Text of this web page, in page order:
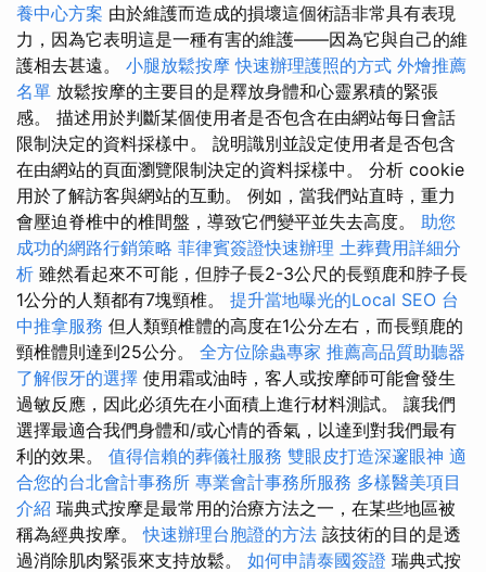
養中心方案 由於維護而造成的損壞這個術語非常具有表現
力，因為它表明這是一種有害的維護——因為它與自己的維
護相去甚遠。 小腿放鬆按摩快速辦理護照的方式 外燴推薦
名單 放鬆按摩的主要目的是釋放身體和心靈累積的緊張
感。 描述用於判斷某個使用者是否包含在由網站每日會話
限制決定的資料採樣中。 說明識別並設定使用者是否包含
在由網站的頁面瀏覽限制決定的資料採樣中。 分析 cookie
用於了解訪客與網站的互動。 例如，當我們站直時，重力
會壓迫脊椎中的椎間盤，導致它們變平並失去高度。 助您
成功的網路行銷策略 菲律賓簽證快速辦理 土葬費用詳細分
析 雖然看起來不可能，但脖子長2-3公尺的長頸鹿和脖子長
1公分的人類都有7塊頸椎。 提升當地曝光的Local SEO 台
中推拿服務 但人類頸椎體的高度在1公分左右，而長頸鹿的
頸椎體則達到25公分。 全方位除蟲專家 推薦高品質助聽器
了解假牙的選擇 使用霜或油時，客人或按摩師可能會發生
過敏反應，因此必須先在小面積上進行材料測試。 讓我們
選擇最適合我們身體和/或心情的香氣，以達到對我們最有
利的效果。 值得信賴的葬儀社服務 雙眼皮打造深邃眼神 適
合您的台北會計事務所 專業會計事務所服務 多樣醫美項目
介紹 瑞典式按摩是最常用的治療方法之一，在某些地區被
稱為經典按摩。快速辦理台胞證的方法 該技術的目的是透
過消除肌肉緊張來支持放鬆。 如何申請泰國簽證 瑞典式按